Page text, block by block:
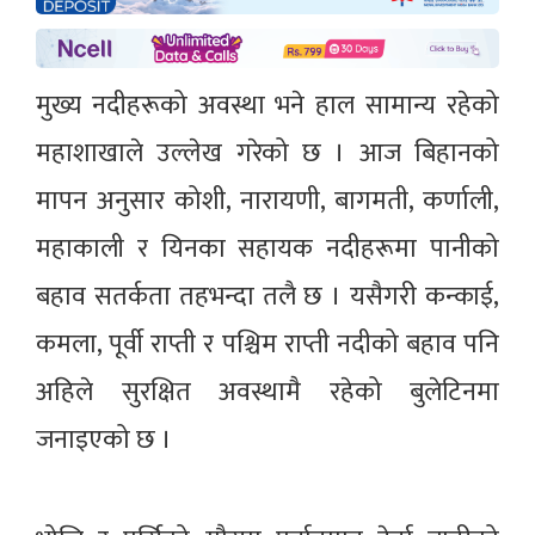
मुख्य नदीहरूको अवस्था भने हाल सामान्य रहेको
महाशाखाले उल्लेख गरेको छ । आज बिहानको
मापन अनुसार कोशी, नारायणी, बागमती, कर्णाली,
महाकाली र यिनका सहायक नदीहरूमा पानीको
बहाव सतर्कता तहभन्दा तलै छ । यसैगरी कन्काई,
कमला, पूर्वी राप्ती र पश्चिम राप्ती नदीको बहाव पनि
अहिले सुरक्षित अवस्थामै रहेको बुलेटिनमा
जनाइएको छ ।